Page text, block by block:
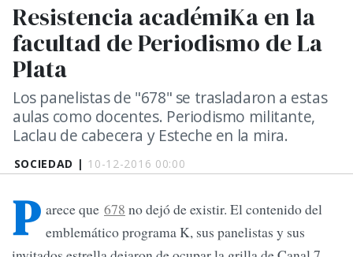
SOCIEDAD | 10-12-2016 00:00
Resistencia académiKa en la
facultad de Periodismo de La
Plata
Los panelistas de "678" se trasladaron a estas
aulas como docentes. Periodismo militante,
Laclau de cabecera y Esteche en la mira.
P arece que 678 no dejó de existir. El contenido del
emblemático programa K, sus panelistas y sus